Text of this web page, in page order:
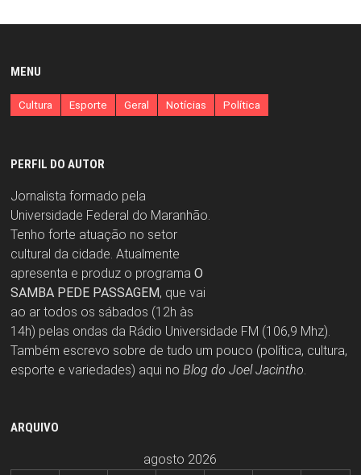
MENU
Cultura Esporte Geral Notícias Política
PERFIL DO AUTOR
Jornalista formado pela
Universidade Federal do Maranhão.
Tenho forte atuação no setor
cultural da cidade. Atualmente
apresenta e produz o programa O
SAMBA PEDE PASSAGEM, que vai
ao ar todos os sábados (12h às
14h) pelas ondas da Rádio Universidade FM (106,9 Mhz).
Também escrevo sobre de tudo um pouco (política, cultura,
esporte e variedades) aqui no Blog do Joel Jacintho.
ARQUIVO
agosto 2026